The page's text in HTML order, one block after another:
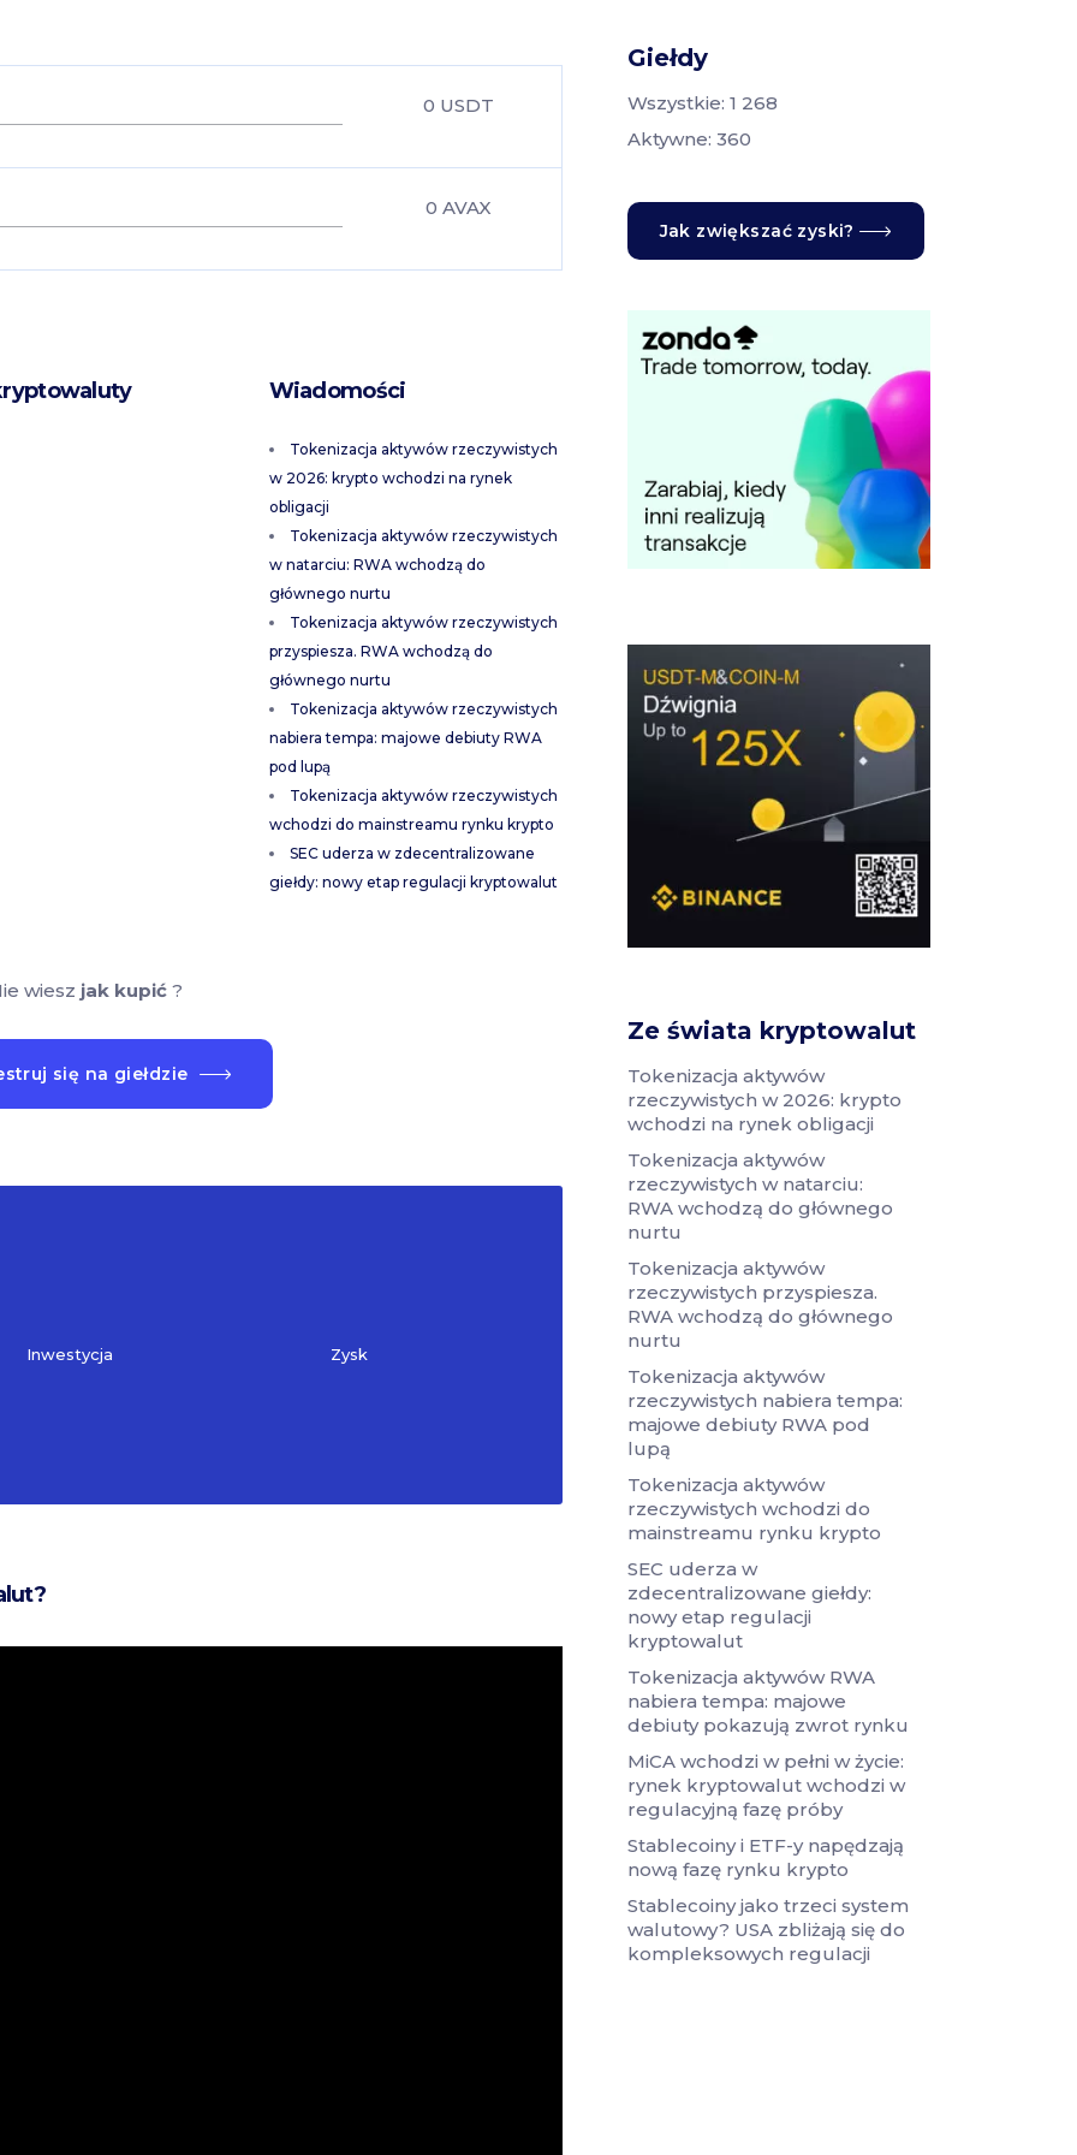
0 USDT
0 AVAX
Wiadomości
Tokenizacja aktywów rzeczywistych
w 2026: krypto wchodzi na rynek
obligacji
Tokenizacja aktywów rzeczywistych
w natarciu: RWA wchodzą do
głównego nurtu
Tokenizacja aktywów rzeczywistych
przyspiesza. RWA wchodzą do
głównego nurtu
Tokenizacja aktywów rzeczywistych
nabiera tempa: majowe debiuty RWA
pod lupą
Tokenizacja aktywów rzeczywistych
wchodzi do mainstreamu rynku krypto
SEC uderza w zdecentralizowane
giełdy: nowy etap regulacji kryptowalut
wiesz jak kupić?
się na giełdzie
Inwestycja Zysk
Giełdy
Wszystkie: 1 268
Aktywne: 360
Jak zwiększać zyski?
Ze świata kryptowalut
Tokenizacja aktywów
rzeczywistych w 2026: krypto
wchodzi na rynek obligacji
Tokenizacja aktywów
rzeczywistych w natarciu:
RWA wchodzą do głównego
nurtu
Tokenizacja aktywów
rzeczywistych przyspiesza.
RWA wchodzą do głównego
nurtu
Tokenizacja aktywów
rzeczywistych nabiera tempa:
majowe debiuty RWA pod
lupą
Tokenizacja aktywów
rzeczywistych wchodzi do
mainstreamu rynku krypto
SEC uderza w
zdecentralizowane giełdy:
nowy etap regulacji
kryptowalut
Tokenizacja aktywów RWA
nabiera tempa: majowe
debiuty pokazują zwrot rynku
MiCA wchodzi w pełni w życie:
rynek kryptowalut wchodzi w
regulacyjną fazę próby
Stablecoiny i ETF-y napędzają
nową fazę rynku krypto
Stablecoiny jako trzeci system
walutowy? USA zbliżają się do
kompleksowych regulacji